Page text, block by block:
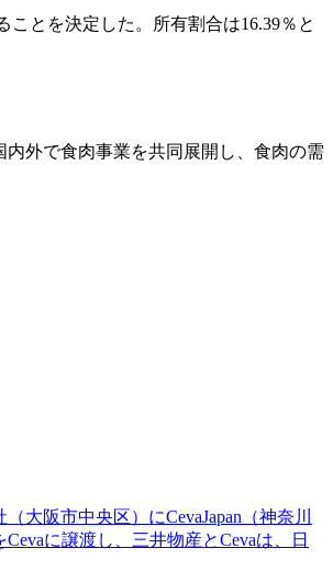
とを決定した。所有割合は16.39％と
外で食肉事業を共同展開し、食肉の需
大阪市中央区）にCevaJapan（神奈川
に譲渡し、三井物産とCevaは、日